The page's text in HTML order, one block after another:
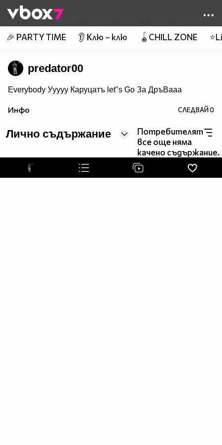
👾
🎉 PARTY TIME 👂 Клю – клю 🪀CHILL ZONE
predator00
Everybody Ууууу Каруцатъ let"s Go За ДръВааа
Инфо СЛЕДВАЙ0
Лично съдържание
Потребителят
все още няма
качено съдържание.